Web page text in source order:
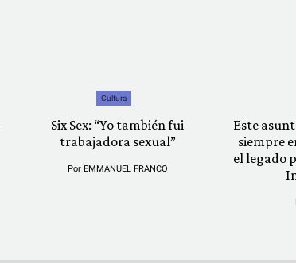
Cultura
Six Sex: “Yo también fui
trabajadora sexual”
Por EMMANUEL FRANCO
Este
siempre
el legado